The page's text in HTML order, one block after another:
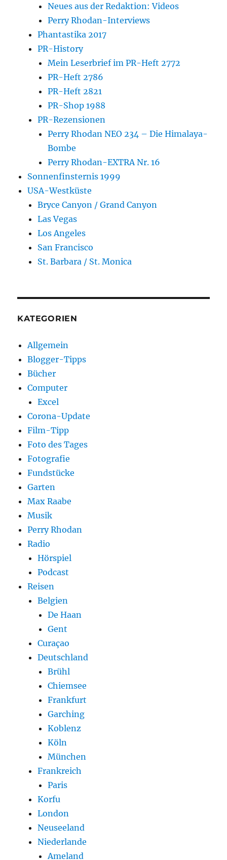
Neues aus der Redaktion: Videos
Perry Rhodan-Interviews
Phantastika 2017
PR-History
Mein Leserbrief im PR-Heft 2772
PR-Heft 2786
PR-Heft 2821
PR-Shop 1988
PR-Rezensionen
Perry Rhodan NEO 234 – Die Himalaya-
Bombe
Perry Rhodan-EXTRA Nr. 16
Sonnenfinsternis 1999
USA-Westküste
Bryce Canyon / Grand Canyon
Las Vegas
Los Angeles
San Francisco
St. Barbara / St. Monica
KATEGORIEN
Allgemein
Blogger-Tipps
Bücher
Computer
Excel
Corona-Update
Film-Tipp
Foto des Tages
Fotografie
Fundstücke
Garten
Max Raabe
Musik
Perry Rhodan
Radio
Hörspiel
Podcast
Reisen
Belgien
De Haan
Gent
Curaçao
Deutschland
Brühl
Chiemsee
Frankfurt
Garching
Koblenz
Köln
München
Frankreich
Paris
Korfu
London
Neuseeland
Niederlande
Ameland